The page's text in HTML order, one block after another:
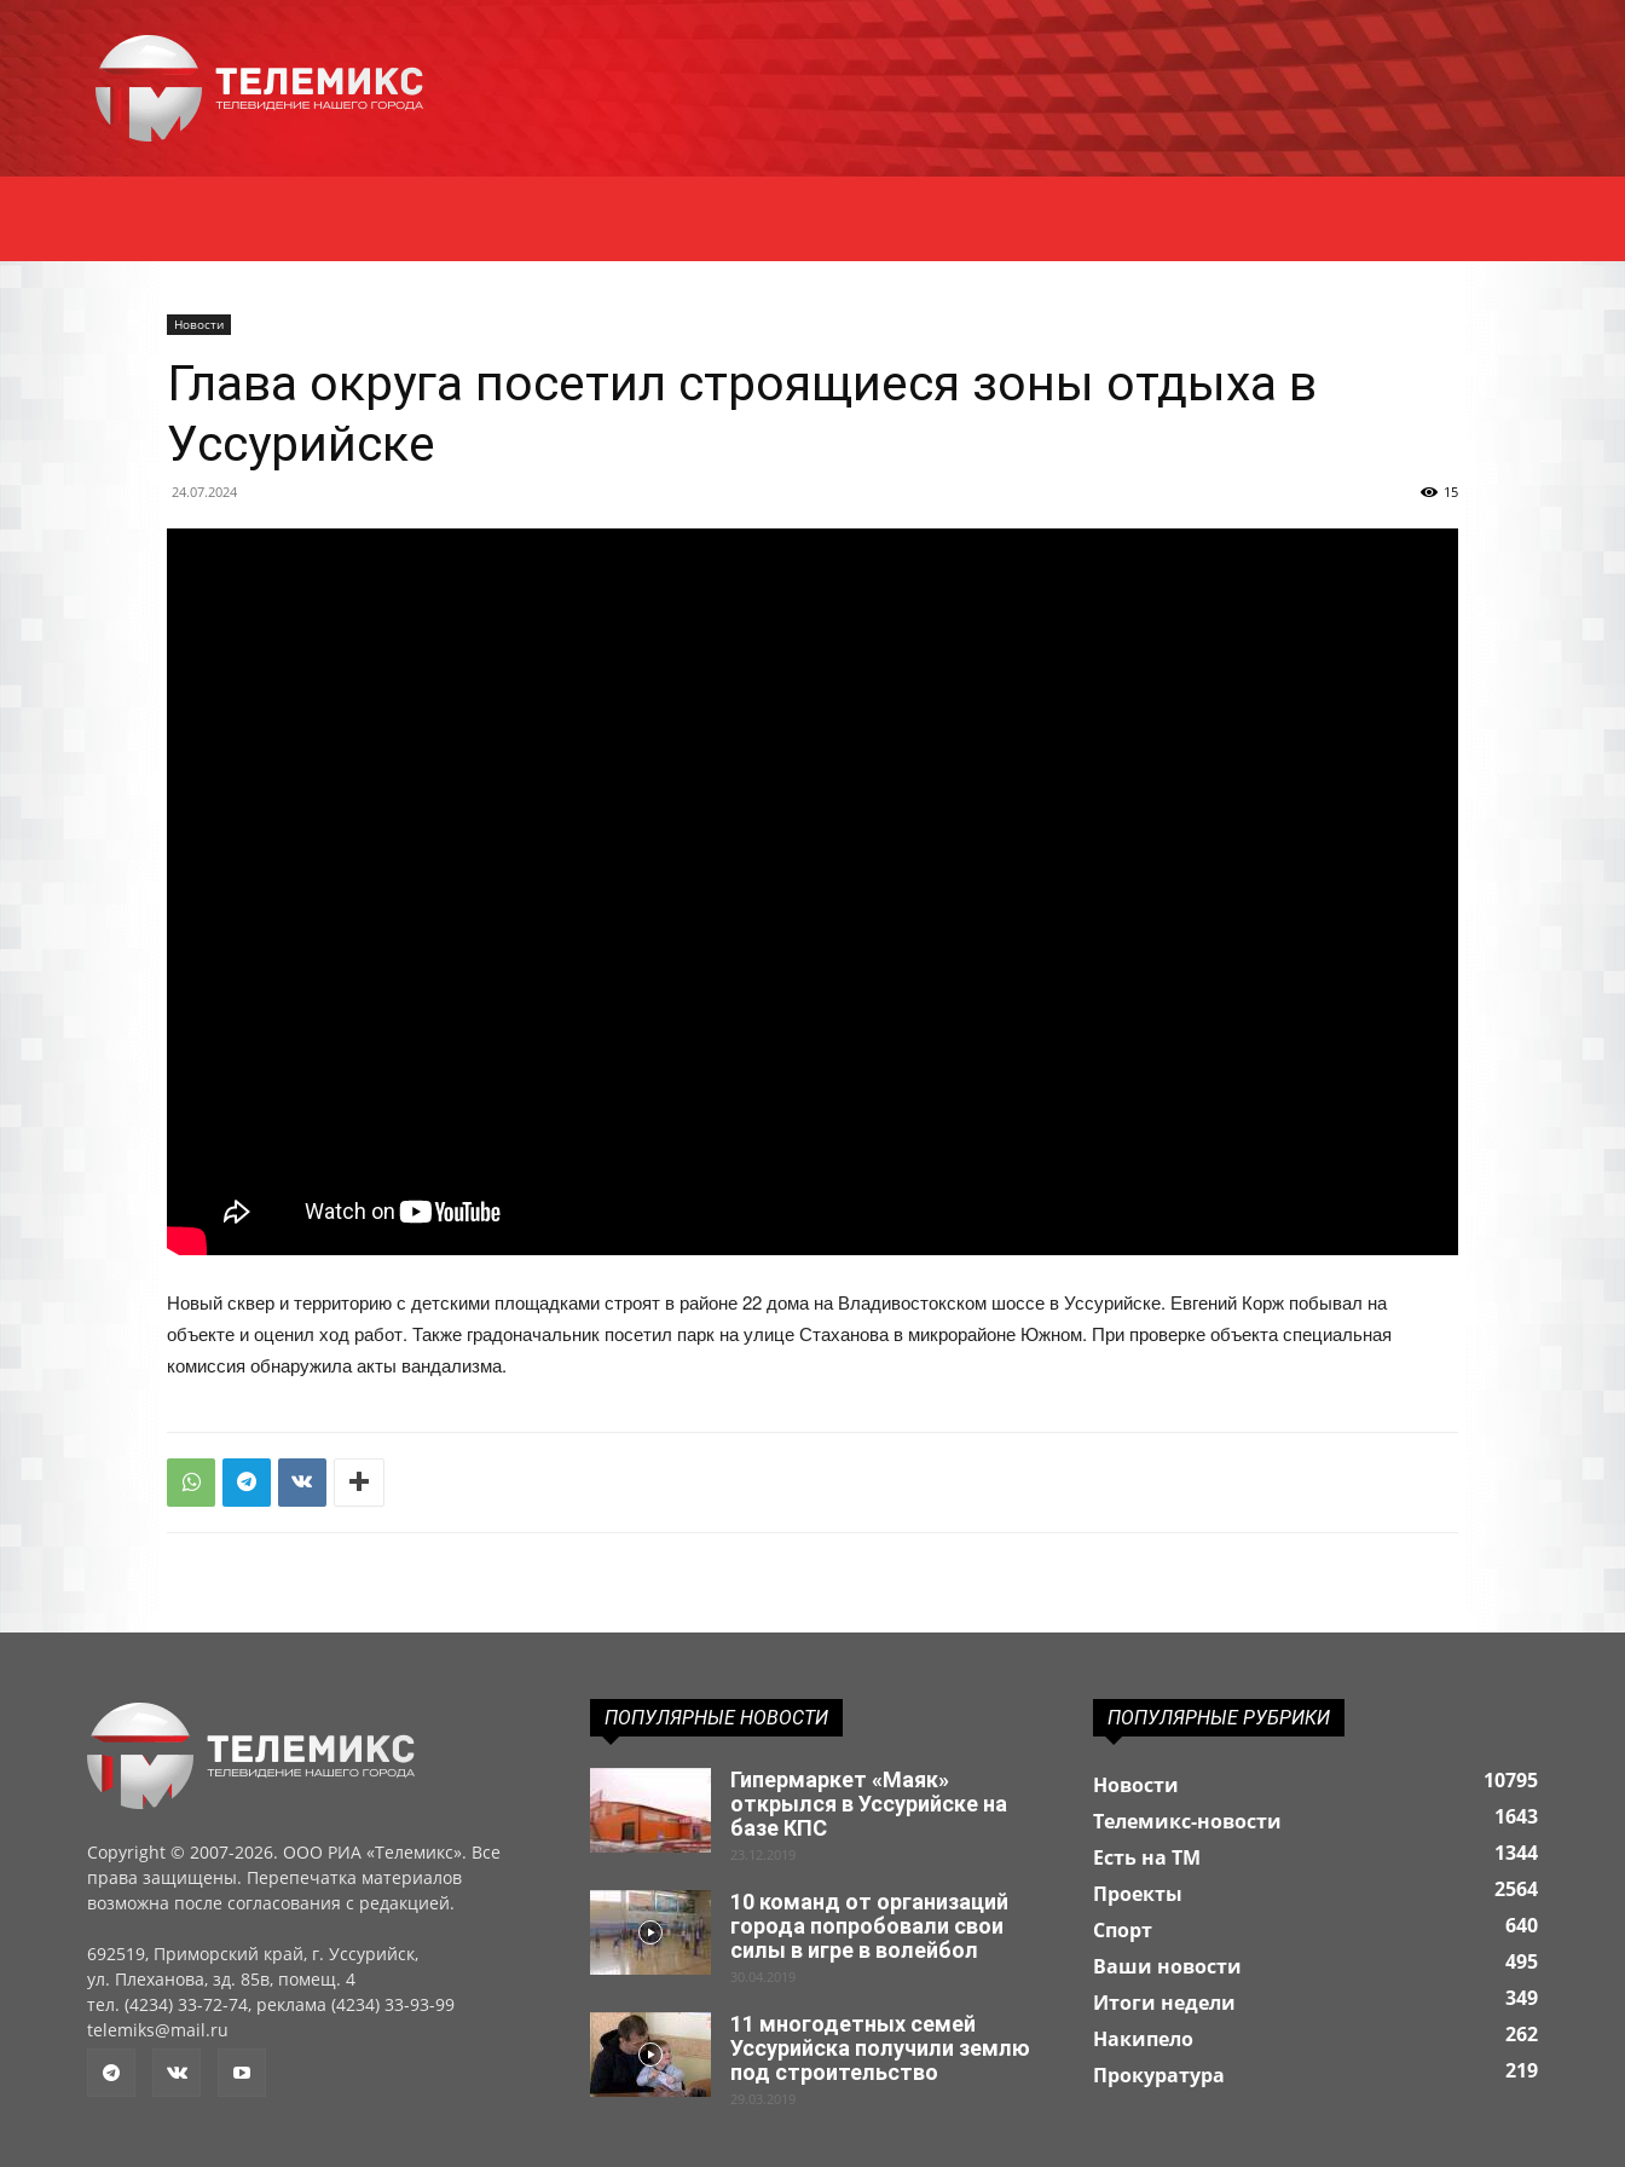
Уссурийска
Новости
Глава округа посетил строящиеся зоны отдыха в
Уссурийске
24.07.2024 15
Новый сквер и территорию с детскими площадками строят в районе 22 дома на Владивостокском шоссе в Уссурийске. Евгений Корж побывал на
объекте и оценил ход работ. Также градоначальник посетил парк на улице Стаханова в микрорайоне Южном. При проверке объекта специальная
комиссия обнаружила акты вандализма.
Copyright © 2007-2026. ООО РИА «Телемикс». Все
права защищены. Перепечатка материалов
возможна после согласования с редакцией.
692519, Приморский край, г. Уссурийск,
ул. Плеханова, зд. 85в, помещ. 4
тел. (4234) 33-72-74, реклама (4234) 33-93-99
telemiks@mail.ru
ПОПУЛЯРНЫЕ НОВОСТИ
Гипермаркет «Маяк»
открылся в Уссурийске на
базе КПС
23.12.2019
10 команд от организаций
города попробовали свои
силы в игре в волейбол
30.04.2019
11 многодетных семей
Уссурийска получили землю
под строительство
29.03.2019
ПОПУЛЯРНЫЕ РУБРИКИ
Новости
10795
Телемикс-новости
1643
Есть на ТМ
1344
Проекты
2564
Спорт
640
Ваши новости
495
Итоги недели
349
Накипело
262
Прокуратура
219